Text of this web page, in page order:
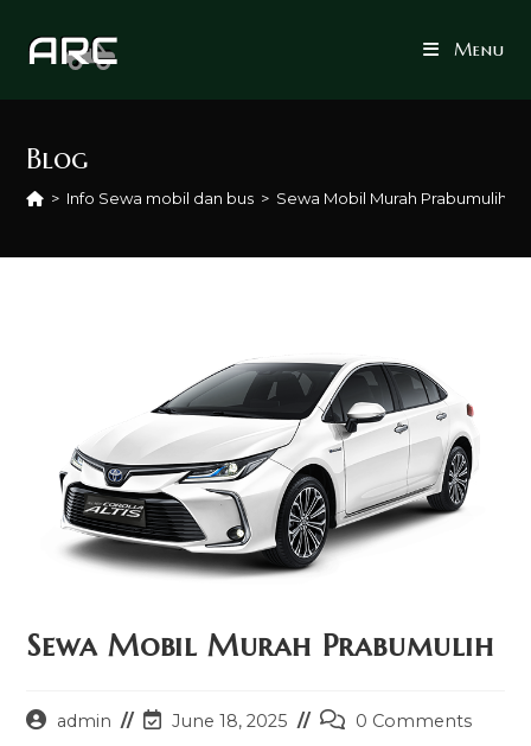
Menu
Blog
> Info Sewa mobil dan bus > Sewa Mobil Murah Prabumulih
Sewa Mobil Murah Prabumulih
Postadmin
PostJune 18, 2025
Post0 Comments